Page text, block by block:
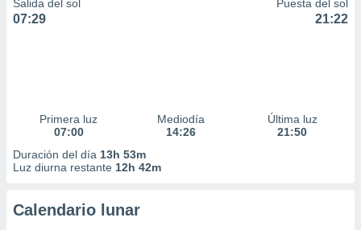
Salida del sol
07:29
Puesta del sol
21:22
Primera luz
07:00
Mediodía
14:26
Última luz
21:50
Duración del día 13h 53m
Luz diurna restante 12h 42m
Calendario lunar